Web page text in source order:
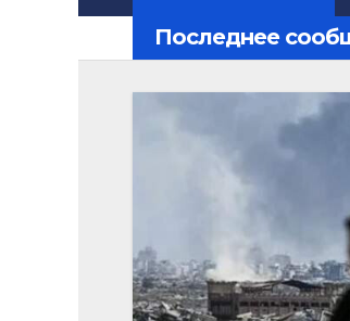
Последнее
нового уровня Ближний Восток